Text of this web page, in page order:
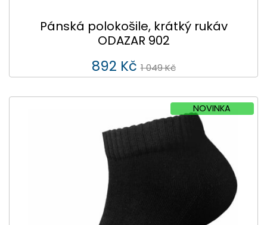
Pánská polokošile, krátký rukáv
ODAZAR 902
892 Kč 1 049 Kč
NOVINKA